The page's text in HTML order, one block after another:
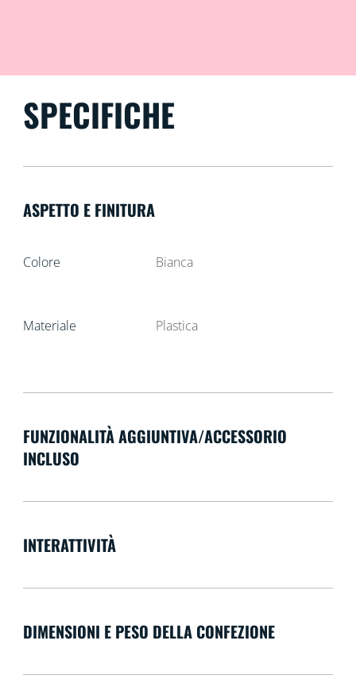
SPECIFICHE
ASPETTO E FINITURA
Colore Bianca
Materiale Plastica
FUNZIONALITÀ AGGIUNTIVA/ACCESSORIO
INCLUSO
INTERATTIVITÀ
DIMENSIONI E PESO DELLA CONFEZIONE